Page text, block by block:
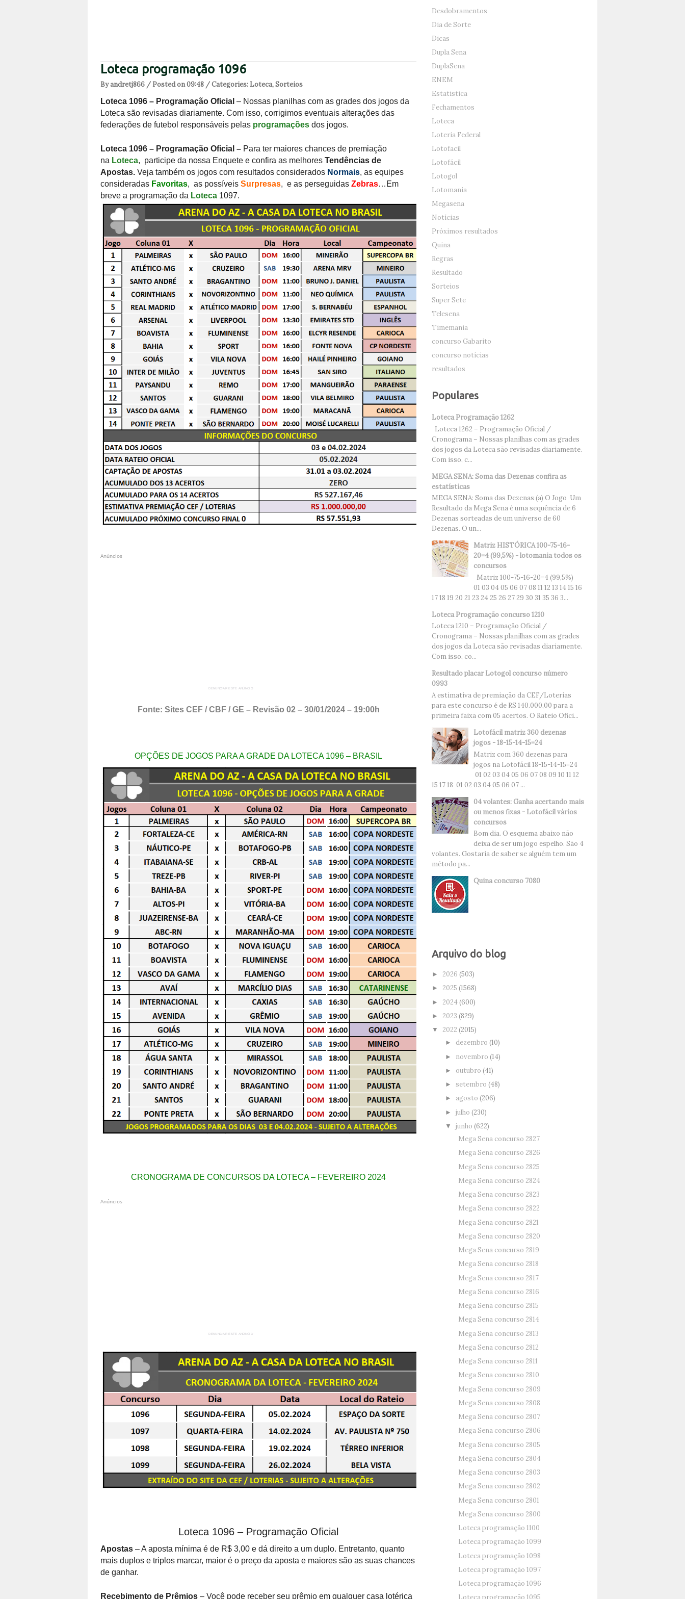
Loteca programação 1096
By andretj866 / Posted on 09:48 / Categories: Loteca,Sorteios
Loteca 1096 – Programação Oficial – Nossas planilhas com as grades dos jogos da
Loteca são revisadas diariamente. Com isso, corrigimos eventuais alterações das
federações de futebol responsáveis pelas programações dos jogos.
Loteca 1096 – Programação Oficial – Para ter maiores chances de premiação
na Loteca, participe da nossa Enquete e confira as melhores Tendências de
Apostas. Veja também os jogos com resultados considerados Normais, as equipes
consideradas Favoritas, as possíveis Surpresas, e as perseguidas Zebras…Em
breve a programação da Loteca 1097.
Anúncios
DENUNCIAR ESTE ANÚNCIO
Fonte: Sites CEF / CBF / GE – Revisão 02 – 30/01/2024 – 19:00h
OPÇÕES DE JOGOS PARA A GRADE DA LOTECA 1096 – BRASIL
CRONOGRAMA DE CONCURSOS DA LOTECA – FEVEREIRO 2024
Anúncios
DENUNCIAR ESTE ANÚNCIO
Loteca 1096 – Programação Oficial
Apostas – A aposta mínima é de R$ 3,00 e dá direito a um duplo. Entretanto, quanto
mais duplos e triplos marcar, maior é o preço da aposta e maiores são as suas chances
de ganhar.
Recebimento de Prêmios – Você pode receber seu prêmio em qualquer casa lotérica
Desdobramentos
Dia de Sorte
Dicas
Dupla Sena
DuplaSena
ENEM
Estatistica
Fechamentos
Loteca
Loteria Federal
Lotofacil
Lotofácil
Lotogol
Lotomania
Megasena
Notícias
Próximos resultados
Quina
Regras
Resultado
Sorteios
Super Sete
Telesena
Timemania
concurso Gabarito
concurso notícias
resultados
Populares
Loteca Programação 1262
Loteca 1262 – Programação Oficial /
Cronograma – Nossas planilhas com as grades
dos jogos da Loteca são revisadas diariamente.
Com isso, c...
MEGA SENA: Soma das Dezenas confira as
estatísticas
MEGA SENA: Soma das Dezenas (a) O Jogo Um
Resultado da Mega Sena é uma sequência de 6
Dezenas sorteadas de um universo de 60
Dezenas. O un...
Matriz HISTÓRICA 100-75-16-
20=4 (99,5%) - lotomania todos os
concursos
Matriz 100-75-16-20=4 (99,5%)
01 03 04 05 06 07 08 11 12 13 14 15 16
17 18 19 20 21 23 24 25 26 27 29 30 31 35 36 3...
Loteca Programação concurso 1210
Loteca 1210 – Programação Oficial /
Cronograma – Nossas planilhas com as grades
dos jogos da Loteca são revisadas diariamente.
Com isso, co...
Resultado placar Lotogol concurso número
0993
A estimativa de premiação da CEF/Loterias
para este concurso é de RS 140.000,00 para a
primeira faixa com 05 acertos. O Rateio Ofici...
Lotofácil matriz 360 dezenas
jogos - 18-15-14-15=24
Matriz com 360 dezenas para
jogos na Lotofácil 18-15-14-15=24
01 02 03 04 05 06 07 08 09 10 11 12
15 17 18 01 02 03 04 05 06 07 ...
04 volantes: Ganha acertando mais
ou menos fixas - Lotofácil vários
concursos
Bom dia. O esquema abaixo não
deixa de ser um jogo espelho. São 4
volantes. Gostaria de saber se alguém tem um
método pa...
Quina concurso 7080
Arquivo do blog
► 2026 (503)
► 2025 (1568)
► 2024(600)
► 2023 (829)
▼ 2022 (2015)
► dezembro (10)
► novembro (14)
► outubro (41)
► setembro (48)
► agosto (206)
► julho (230)
▼ junho (622)
Mega Sena concurso 2827
Mega Sena concurso 2826
Mega Sena concurso 2825
Mega Sena concurso 2824
Mega Sena concurso 2823
Mega Sena concurso 2822
Mega Sena concurso 2821
Mega Sena concurso 2820
Mega Sena concurso 2819
Mega Sena concurso 2818
Mega Sena concurso 2817
Mega Sena concurso 2816
Mega Sena concurso 2815
Mega Sena concurso 2814
Mega Sena concurso 2813
Mega Sena concurso 2812
Mega Sena concurso 2811
Mega Sena concurso 2810
Mega Sena concurso 2809
Mega Sena concurso 2808
Mega Sena concurso 2807
Mega Sena concurso 2806
Mega Sena concurso 2805
Mega Sena concurso 2804
Mega Sena concurso 2803
Mega Sena concurso 2802
Mega Sena concurso 2801
Mega Sena concurso 2800
Loteca programação 1100
Loteca programação 1099
Loteca programação 1098
Loteca programação 1097
Loteca programação 1096